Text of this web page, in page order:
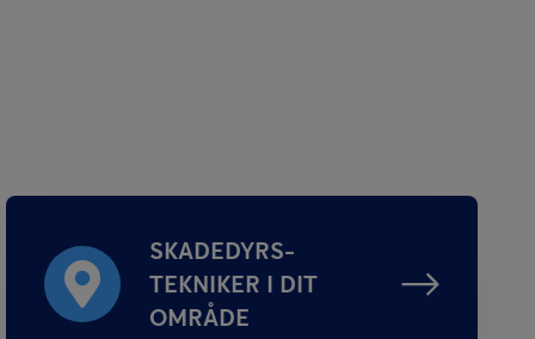
SKADEDYRS­
TEKNIKER I DIT
OMRÅDE